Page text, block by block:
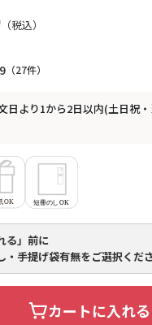
27
日より1から2日以内(土日祝
る」前に
・手提げ袋有無をご選択くだ
カートに入れる